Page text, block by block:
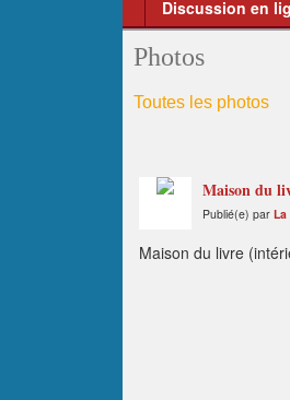
Discussion en
Photos
Toutes les photos
Maison du
Publié(e) par La
Maison du livre